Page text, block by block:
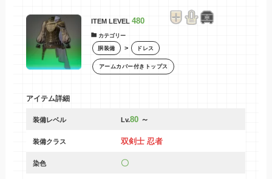
ITEM LEVEL 480
カテゴリー
胴装備 > ドレス
アームカバー付きトップス
アイテム詳細
装備レベル Lv.80～
装備クラス 双剣士 忍者
染色 〇